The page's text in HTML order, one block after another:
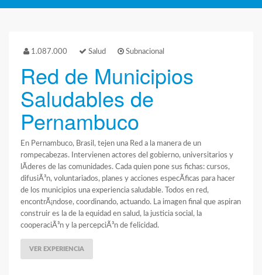
1.087.000 Salud Subnacional
Red de Municipios
Saludables de
Pernambuco
En Pernambuco, Brasil, tejen una Red a la manera de un
rompecabezas. Intervienen actores del gobierno, universitarios y
lÃ­deres de las comunidades. Cada quien pone sus fichas: cursos,
difusiÃ³n, voluntariados, planes y acciones especÃ­ficas para hacer
de los municipios una experiencia saludable. Todos en red,
encontrÃ¡ndose, coordinando, actuando. La imagen final que aspiran
construir es la de la equidad en salud, la justicia social, la
cooperaciÃ³n y la percepciÃ³n de felicidad.
VER EXPERIENCIA